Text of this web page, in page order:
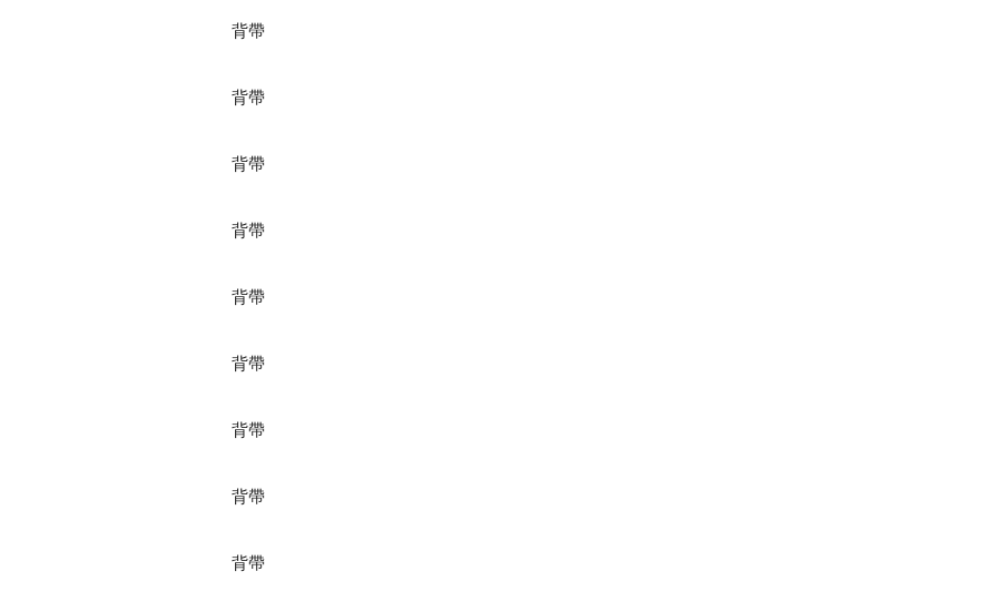
背帶
背帶
背帶
背帶
背帶
背帶
背帶
背帶
背帶